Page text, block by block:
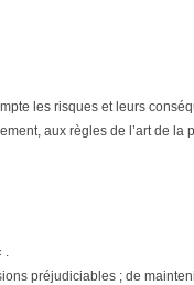
les risques et leurs
aux règles de l’art de la
.
préjudiciables ; de